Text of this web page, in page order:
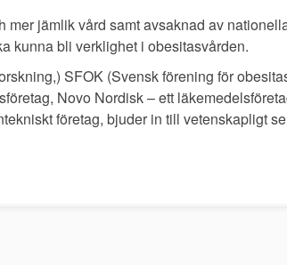
jämlik vård samt avsaknad av
kunna bli verklighet i obesitasvården.
SFOK (Svensk förening för
Novo Nordisk – ett
företag, bjuder in till vetenskapligt